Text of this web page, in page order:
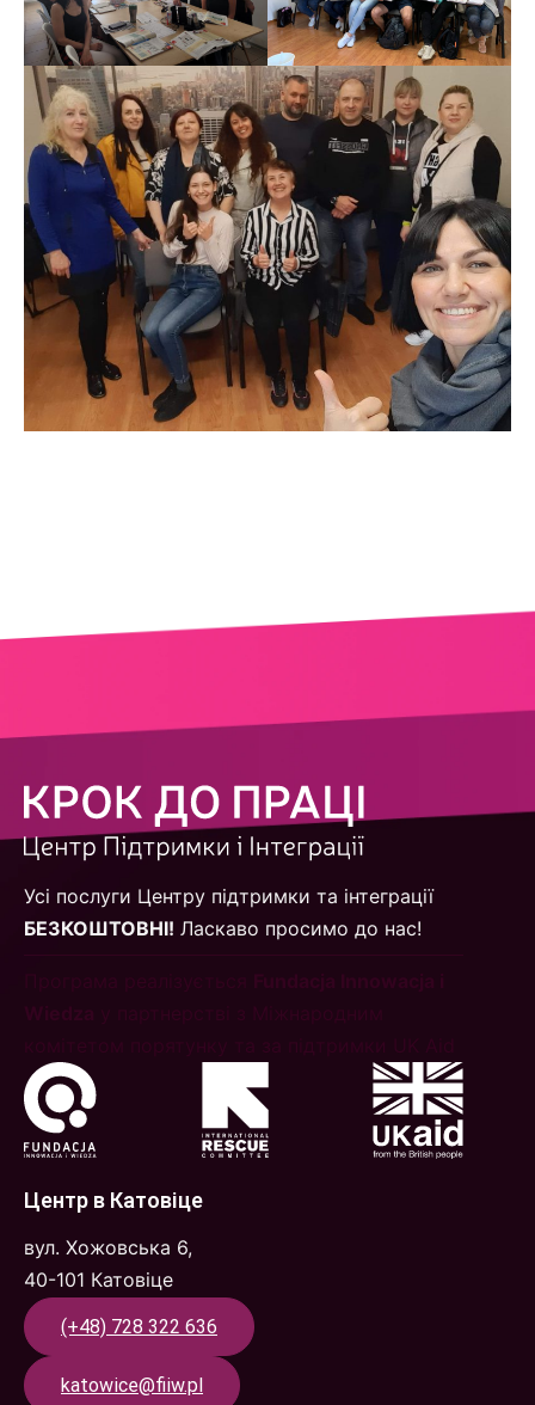
Усі послуги Центру підтримки та інтеграції
БЕЗКОШТОВНІ! Ласкаво просимо до нас!
Центр в Катовіце
вул. Хожовська 6,
40-101 Катовіце
(+48) 728 322 636
katowice@fiiw.pl